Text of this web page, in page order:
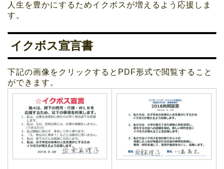
人生を豊かにするためイクボスが増えるよう応援しま
す。
イクボス宣言書
下記の画像をクリックするとPDF形式で閲覧すること
ができます。